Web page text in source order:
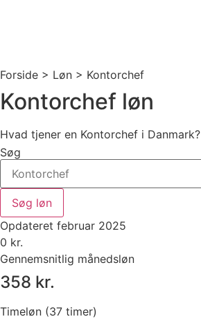
Forside > Løn > Kontorchef
Kontorchef løn
Hvad tjener en Kontorchef i Danmark?
Søg
Søg løn
Opdateret februar 2025
0 kr.
Gennemsnitlig månedsløn
358 kr.
Timeløn (37 timer)